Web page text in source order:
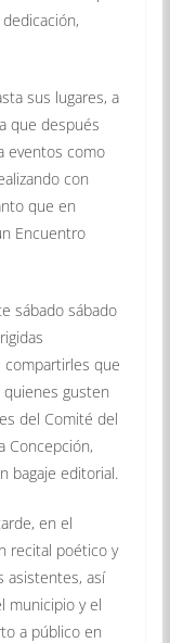
sus lugares, a
que después
eventos como
con
que en
Encuentro
sábado sábado
compartirles que
gusten
del Comité del
Concepción,
bagaje editorial.
en el
recital poético y
asistentes, así
municipio y el
a público en